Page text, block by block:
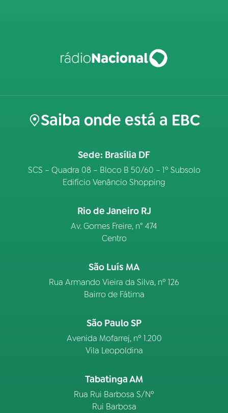
Saiba onde está a EBC
Sede: Brasília DF
SCS – Quadra 08 – Bloco B 50/60 – 1º Subsolo
Edifício Venâncio Shopping
Rio de Janeiro RJ
Av. Gomes Freire, n° 474
Centro
São Luís MA
Rua Armando Vieira da Silva, nº 126
Bairro de Fátima
São Paulo SP
Avenida Mofarrej, nº 1.200
Vila Leopoldina
Tabatinga AM
Rua Rui Barbosa S/Nº
Rui Barbosa